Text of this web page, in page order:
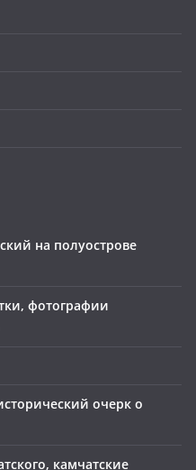
на полуострове
фотографии
очерк о
камчатские